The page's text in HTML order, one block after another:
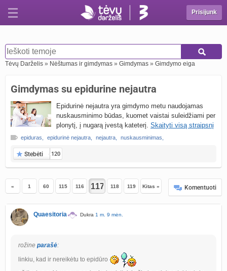
Prisijunk
Tėvų Darželis » Nėštumas ir gimdymas » Gimdymas » Gimdymo eiga
Gimdymas su epidurine nejautra
Epidurinė nejautra yra gimdymo metu naudojamas
nuskausminimo būdas, kuomet vaistai suleidžiami per
plonytį, į nugarą įvestą kateterį. Skaityti visą straipsnį
epiduras epidurinė nejautra nejautra nuskausminimas
Stebėti 120
« 1 60 115 116 118 119 Kitas » Komentuoti
Quaesitoria Dukra 1 m. 9 mėn.
rožine parašė:
linkiu, kad ir nereikėtu to epidūro